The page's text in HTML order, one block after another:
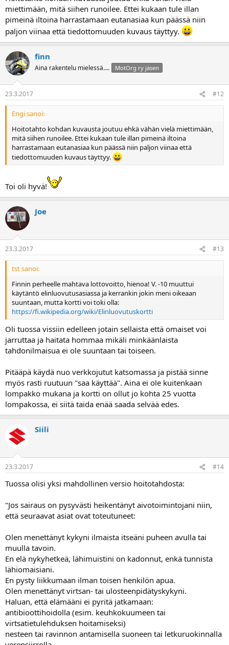
miettimään, mitä siihen runoilee. Ettei kukaan tule illan
pimeinä iltoina harrastamaan eutanasiaa kun päässä niin
paljon viinaa että tiedottomuuden kuvaus täyttyy.
finn
Aina rakentelu mielessä.... MotOrg ry jäsen
23.3.2017 #12
Engi sanoi:
Hoitotahto kohdan kuvausta joutuu ehkä vähän vielä miettimään,
mitä siihen runoilee. Ettei kukaan tule illan pimeinä iltoina
harrastamaan eutanasiaa kun päässä niin paljon viinaa että
tiedottomuuden kuvaus täyttyy.
Toi oli hyvä!
Joe
23.3.2017 #13
tst sanoi:
Finnin perheelle mahtava lottovoitto, hienoa! V. -10 muuttui
käytäntö elinluovutusasiassa ja kerrankin jokin meni oikeaan
suuntaan, mutta kortti voi toki olla:
https://fi.wikipedia.org/wiki/Elinluovutuskortti
Oli tuossa vissiin edelleen jotain sellaista että omaiset voi
jarruttaa ja haitata hommaa mikäli minkäänlaista
tahdonilmaisua ei ole suuntaan tai toiseen.
Pitääpä käydä nuo verkkojutut katsomassa ja pistää sinne
myös rasti ruutuun "saa käyttää". Aina ei ole kuitenkaan
lompakko mukana ja kortti on ollut jo kohta 25 vuotta
lompakossa, ei siitä taida enää saada selvää edes.
Siili
23.3.2017 #14
Tuossa olisi yksi mahdollinen versio hoitotahdosta:
"Jos sairaus on pysyvästi heikentänyt aivotoimintojani niin,
että seuraavat asiat ovat toteutuneet:
Olen menettänyt kykyni ilmaista itseäni puheen avulla tai
muulla tavoin.
En elä nykyhetkeä, lähimuistini on kadonnut, enkä tunnista
lähiomaisiani.
En pysty liikkumaan ilman toisen henkilön apua.
Olen menettänyt virtsan- tai ulosteenpidätyskykyni.
Haluan, että elämääni ei pyritä jatkamaan:
antibioottihoidolla (esim. keuhkokuumeen tai
virtsatietulehduksen hoitamiseksi)
nesteen tai ravinnon antamisella suoneen tai letkuruokinnalla